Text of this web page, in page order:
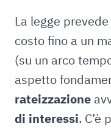
La legge
costo fino a un
(su un arco
aspetto
rateizzazione
di interessi. C’è